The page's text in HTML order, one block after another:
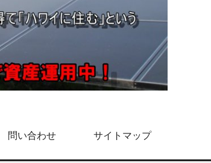
問い合わせ サイトマップ